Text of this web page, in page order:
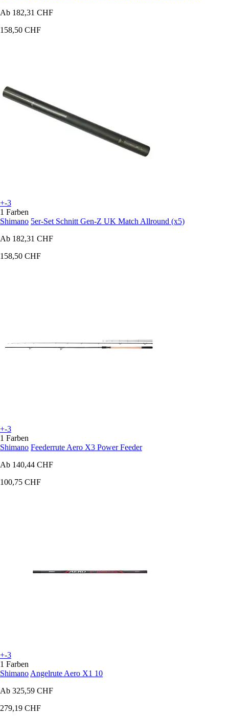
Ab 182,31 CHF
158,50 CHF
+-3
1 Farben
Shimano 5er-Set Schnitt Gen-Z UK Match Allround (x5)
Ab 182,31 CHF
158,50 CHF
+-3
1 Farben
Shimano Feederrute Aero X3 Power Feeder
Ab 140,44 CHF
100,75 CHF
+-3
1 Farben
Shimano Angelrute Aero X1 10
Ab 325,59 CHF
279,19 CHF